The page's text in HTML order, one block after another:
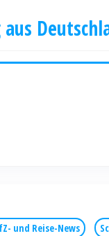
und Reise-News